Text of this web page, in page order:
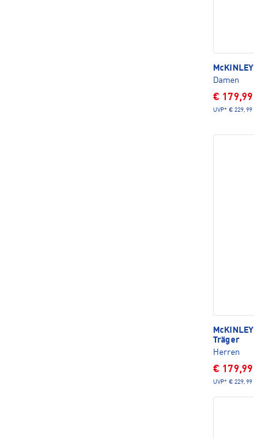
McKINLEY
Damen
€ 179,99
UVP* € 229,99
McKINLEY
Träger
Herren
€ 179,99
UVP* € 229,99